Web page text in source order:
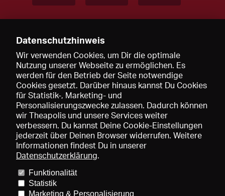
Kontakt
wortwarker@web.de
Preise und Mitgliedschaften
Mediadaten
Über uns Impressum
Datenschutzhinweis
Wir verwenden Cookies, um Dir die optimale
Nutzung unserer Webseite zu ermöglichen. Es
werden für den Betrieb der Seite notwendige
Cookies gesetzt. Darüber hinaus kannst Du Cookies
für Statistik-, Marketing- und
Personalisierungszwecke zulassen. Dadurch können
wir Theapolis und unsere Services weiter
verbessern. Du kannst Deine Cookie-Einstellungen
jederzeit über Deinen Browser widerrufen. Weitere
Informationen findest Du in unserer
Datenschutzerklärung.
Funktionalität
Statistik
Marketing & Personalisierung